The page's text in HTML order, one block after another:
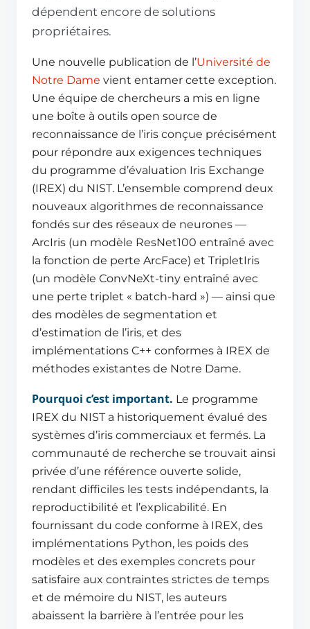
dépendent encore de solutions
propriétaires.
Une nouvelle publication de l’Université de
Notre Dame vient entamer cette exception.
Une équipe de chercheurs a mis en ligne
une boîte à outils open source de
reconnaissance de l’iris conçue précisément
pour répondre aux exigences techniques
du programme d’évaluation Iris Exchange
(IREX) du NIST. L’ensemble comprend deux
nouveaux algorithmes de reconnaissance
fondés sur des réseaux de neurones —
ArcIris (un modèle ResNet100 entraîné avec
la fonction de perte ArcFace) et TripletIris
(un modèle ConvNeXt-tiny entraîné avec
une perte triplet « batch-hard ») — ainsi que
des modèles de segmentation et
d’estimation de l’iris, et des
implémentations C++ conformes à IREX de
méthodes existantes de Notre Dame.
Pourquoi c’est important. Le programme
IREX du NIST a historiquement évalué des
systèmes d’iris commerciaux et fermés. La
communauté de recherche se trouvait ainsi
privée d’une référence ouverte solide,
rendant difficiles les tests indépendants, la
reproductibilité et l’explicabilité. En
fournissant du code conforme à IREX, des
implémentations Python, les poids des
modèles et des exemples concrets pour
satisfaire aux contraintes strictes de temps
et de mémoire du NIST, les auteurs
abaissent la barrière à l’entrée pour les